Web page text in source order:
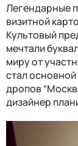
Легендарные
визитной
Культовый
мечтали
миру от
стал
дропов
дизайнер